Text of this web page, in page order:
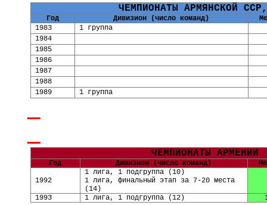
ЧЕМПИОНАТЫ АРМЯНСКОЙ
Год Дивизион (число команд)
1983
1 группа
1984
1985
1986
1987
1988
1989
1 группа
ЧЕМПИОНАТЫ АРМЕНИИ
Год Дивизион (число команд)
1992
1 лига, 1 подгруппа (10 )
1 лига, финальный этап за 7-20 места
(14)
1993
1 лига, 1 подгруппа (12 )